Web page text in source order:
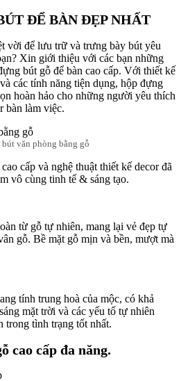
ĐỂ BÀN ĐẸP NHẤT
vời để lưu trữ và trưng bày bút yêu
Xin giới thiệu với các bạn những
bút gỗ để bàn cao cấp. Với thiết kế
các tính năng tiện dụng, hộp đựng
hoàn hảo cho những người yêu thích
bàn làm việc.
văn phòng bằng gỗ
cấp và nghệ thuật thiết kế decor đã
vô cùng tinh tế & sáng tạo.
từ gỗ tự nhiên, mang lại vẻ đẹp tự
gỗ. Bề mặt gỗ mịn và bền, mượt mà
tính trung hoà của mộc, có khả
mặt trời và các yếu tố tự nhiên
trong tình trạng tốt nhất.
cao cấp đa năng.